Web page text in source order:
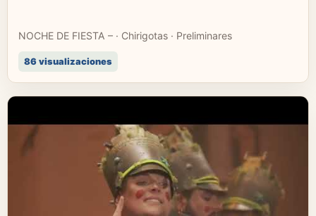
NOCHE DE FIESTA – · Chirigotas · Preliminares
86 visualizaciones